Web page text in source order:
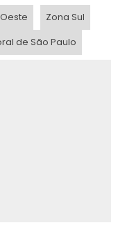
inúmeros
da área
para sanar
do box
e resistentes,
e
uma maneira
os objetos,
fazer um
Zona Sul
de São Paulo